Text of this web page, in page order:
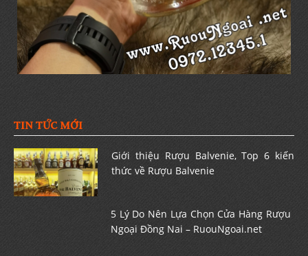
TIN TỨC MỚI
Giới thiệu Rượu Balvenie, Top 6 kiến
thức về Rượu Balvenie
5 Lý Do Nên Lựa Chọn Cửa Hàng Rượu
Ngoại Đồng Nai – RuouNgoai.net